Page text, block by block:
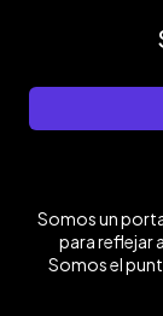
Somos un
para reflejar
Somos el